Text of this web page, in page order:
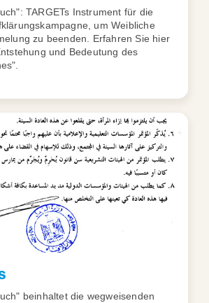
TARGETs Instrument für die
um Weibliche
zu beenden. Erfahren Sie hier
und Bedeutung des
beinhaltet die wegweisenden